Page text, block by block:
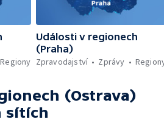
Regiony
Události v regionech
(Praha)
Zpravodajství
Zprávy
(Ostrava)
sítích